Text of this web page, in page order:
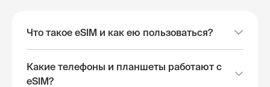
Что такое eSIM и как ею пользоваться?
Какие телефоны и планшеты работают с
eSIM?